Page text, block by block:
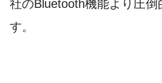
社のBluetooth機能より圧倒
す。